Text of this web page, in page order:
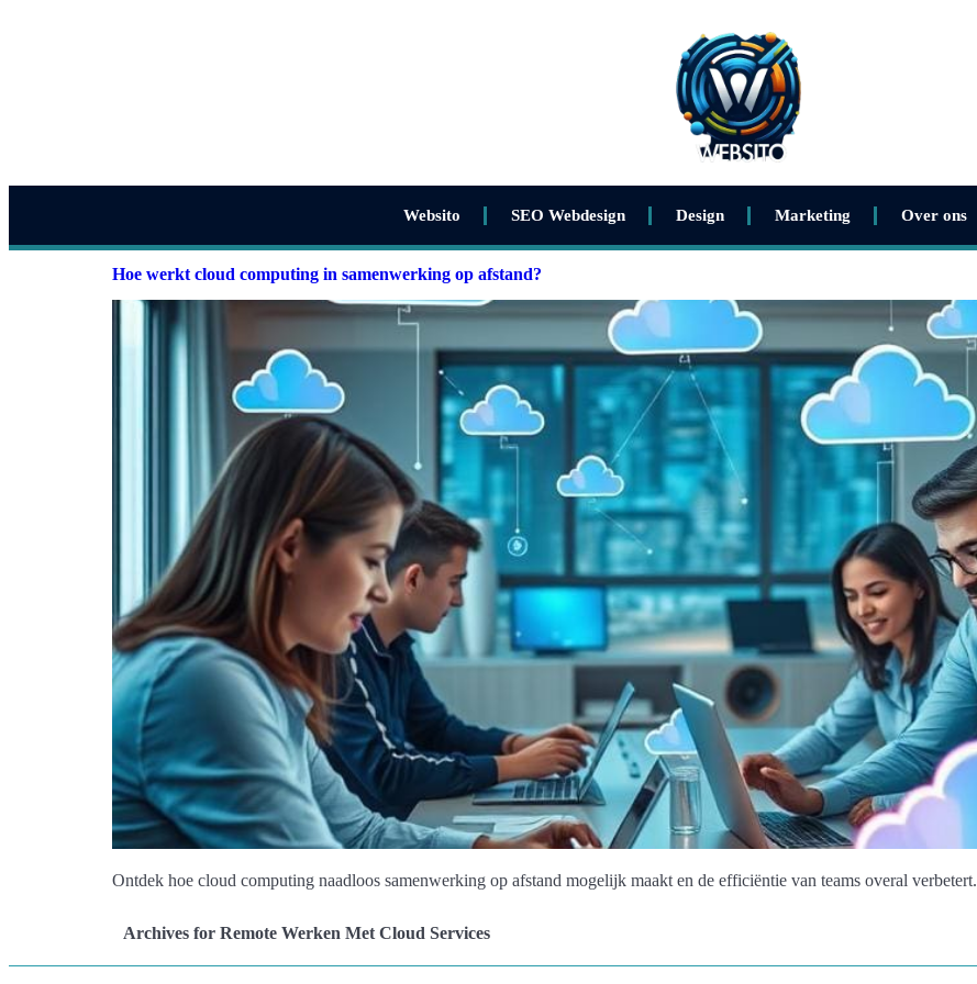
Websito SEO Webdesign Design Marketing Over ons
Hoe werkt cloud computing in samenwerking op afstand?
Ontdek hoe cloud computing naadloos samenwerking op afstand mogelijk maakt en de efficiëntie van teams overal verbetert.
Archives for Remote Werken Met Cloud Services